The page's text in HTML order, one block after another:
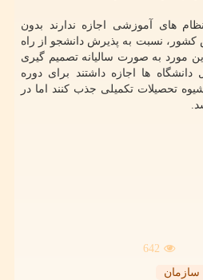
های آموزشی اجازه ندارند بدون
نسبت به پذیرش دانشجو از راه
مورد به صورت سالیانه تصمیم گیری
ها اجازه داشتند برای دوره
تحصیلات تکمیلی جذب کنند اما در
642
سازمان